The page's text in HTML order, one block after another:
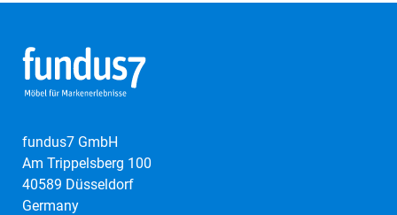
fundus7 GmbH
Am Trippelsberg 100
40589 Düsseldorf
Germany